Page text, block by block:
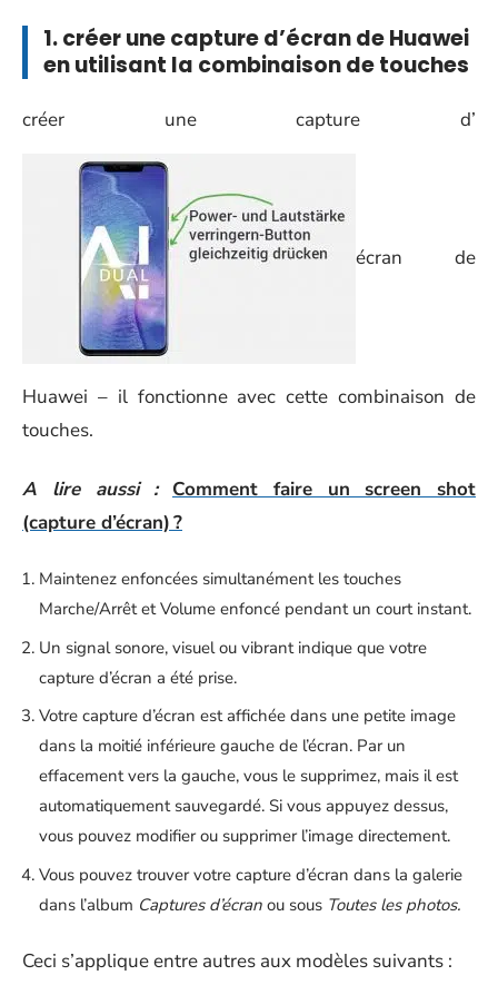
1. créer une capture d’écran de Huawei
en utilisant la combinaison de touches
créer une capture d’
écran de
Huawei – il fonctionne avec cette combinaison de
touches.
A lire aussi : Comment faire un screen shot
(capture d’écran) ?
Maintenez enfoncées simultanément les touches
Marche/Arrêt et Volume enfoncé pendant un court instant.
Un signal sonore, visuel ou vibrant indique que votre
capture d’écran a été prise.
Votre capture d’écran est affichée dans une petite image
dans la moitié inférieure gauche de l’écran. Par un
effacement vers la gauche, vous le supprimez, mais il est
automatiquement sauvegardé. Si vous appuyez dessus,
vous pouvez modifier ou supprimer l’image directement.
Vous pouvez trouver votre capture d’écran dans la galerie
dans l’album Captures d’écran ou sous Toutes les photos.
Ceci s’applique entre autres aux modèles suivants :